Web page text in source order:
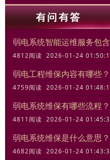
弱电系统智能运维服务包
4812阅读 2026-01-24
弱电工程维保内容有哪些？
4759阅读 2026-01-24
弱电系统维保有哪些流程？
4811阅读 2026-01-24
弱电系统维保是什么意思？
4682阅读 2026-01-24